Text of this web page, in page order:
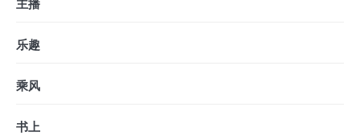
乐趣
乘风
书上